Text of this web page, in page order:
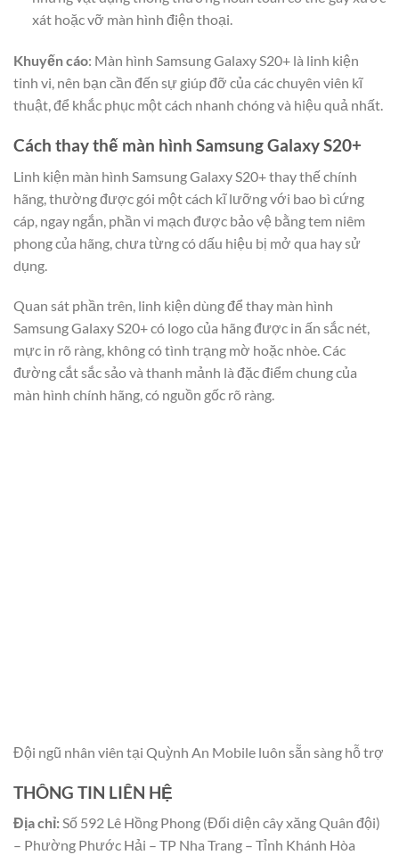
xát hoặc vỡ màn hình điện thoại.
Khuyến cáo: Màn hình Samsung Galaxy S20+ là linh kiện
tinh vi, nên bạn cần đến sự giúp đỡ của các chuyên viên kĩ
thuật, để khắc phục một cách nhanh chóng và hiệu quả nhất.
Cách thay thế màn hình Samsung Galaxy S20+
Linh kiện màn hình Samsung Galaxy S20+ thay thế chính
hãng, thường được gói một cách kĩ lưỡng với bao bì cứng
cáp, ngay ngắn, phần vi mạch được bảo vệ bằng tem niêm
phong của hãng, chưa từng có dấu hiệu bị mở qua hay sử
dụng.
Quan sát phần trên, linh kiện dùng để thay màn hình
Samsung Galaxy S20+ có logo của hãng được in ấn sắc nét,
mực in rõ ràng, không có tình trạng mờ hoặc nhòe. Các
đường cắt sắc sảo và thanh mảnh là đặc điểm chung của
màn hình chính hãng, có nguồn gốc rõ ràng.
Đội ngũ nhân viên tại Quỳnh An Mobile luôn sẵn sàng hỗ trợ
THÔNG TIN LIÊN HỆ
Địa chỉ:Số 592 Lê Hồng Phong (Đối diện cây xăng Quân đội)
– Phường Phước Hải – TP Nha Trang – Tỉnh Khánh Hòa